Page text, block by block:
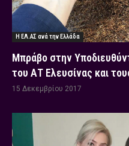
Η ΕΛ.ΑΣ ανά την Ελλάδα
Μπράβο στην
του ΑΤ Ελευσίνας και
15 Δεκεμβρίου 2017